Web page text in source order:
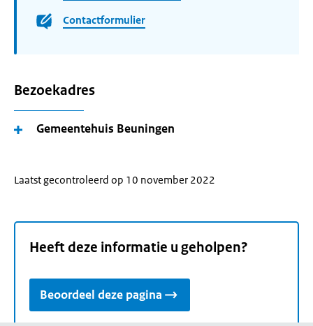
Contactformulier
Bezoekadres
Gemeentehuis Beuningen
Laatst gecontroleerd op 10 november 2022
Heeft deze informatie u geholpen?
Beoordeel deze pagina